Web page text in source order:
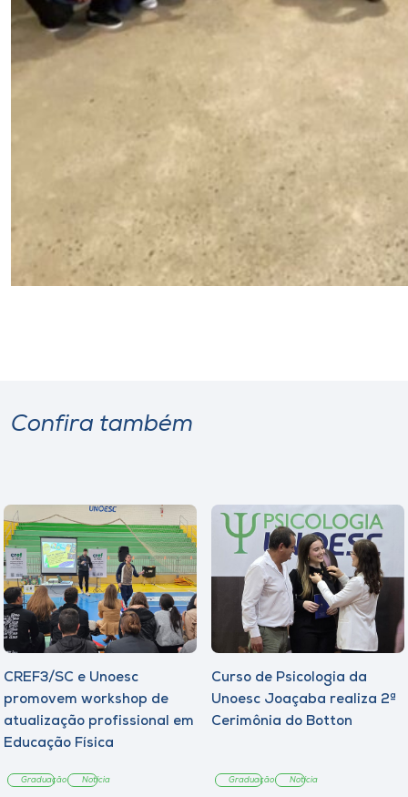
Confira também
CREF3/SC e Unoesc
promovem workshop de
atualização profissional em
Educação Física
Graduação Notícia
Curso de Psicologia da
Unoesc Joaçaba realiza 2ª
Cerimônia do Botton
Graduação Notícia